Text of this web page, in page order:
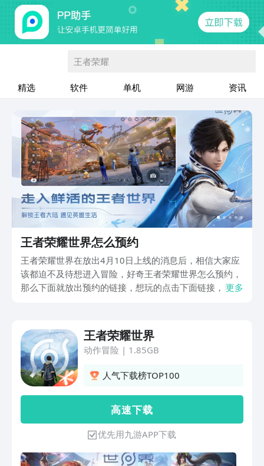
王者荣耀
精选 软件 单机 网游 资讯
王者荣耀世界怎么预约
王者荣耀世界在放出4月10日上线的消息后，相信大家应
该都迫不及待想进入冒险，好奇王者荣耀世界怎么预约，
那么下面就放出预约的链接，想玩的点击下面链接，就可
抽奖，大家能通过玩游戏每天领工资。
更多
王者荣耀世界
动作冒险 | 1.85GB
人气下载榜TOP100
高 速 下 载
优先用九游APP下载